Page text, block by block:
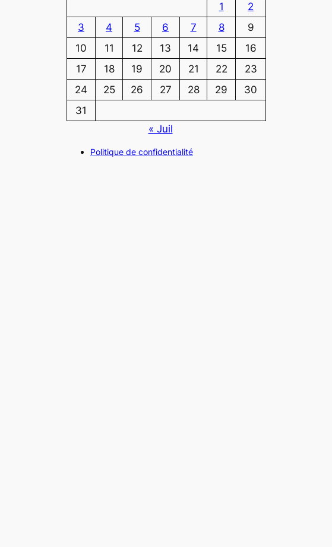
1
2
3
4 5 6 7 8
9
10
11 12 13 14 15
16
17
18 19 20 21 22
23
24
25 26 27 28 29
30
31
« Juil
Politique de confidentialité